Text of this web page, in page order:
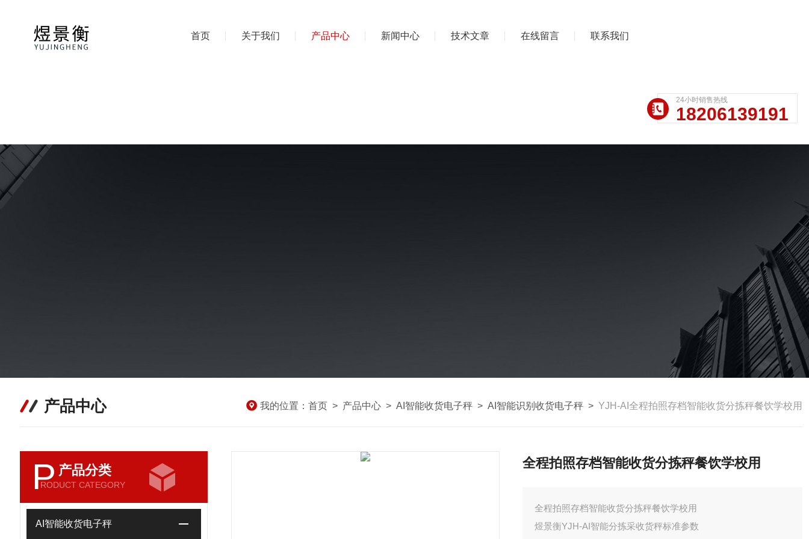
首页 关于我们 产品中心 新闻中心 技术文章 在线留言 联系我们
24小时销售热线
18206139191
产品中心 我的位置： 首页 > 产品中心 > AI智能收货电子秤 > AI智能识别收货电子秤 > YJH-AI全程拍照存档智能收货分拣秤餐饮学校用
P 产品分类
RODUCT CATEGORY
AI智能收货电子秤
全程拍照存档智能收货分拣秤餐饮学校用
全程拍照存档智能收货分拣秤餐饮学校用
煜景衡YJH-AI智能分拣采收货秤标准参数